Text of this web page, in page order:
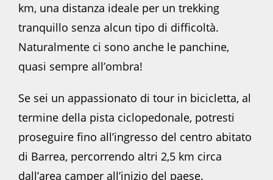
km, una distanza ideale per un trekking
tranquillo senza alcun tipo di difficoltà.
Naturalmente ci sono anche le panchine,
quasi sempre all’ombra!
Se sei un appassionato di tour in bicicletta, al
termine della pista ciclopedonale, potresti
proseguire fino all’ingresso del centro abitato
di Barrea, percorrendo altri 2,5 km circa
dall’area camper all’inizio del paese.